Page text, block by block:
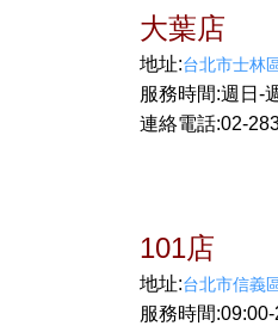
大葉店
地址:台北市士林
服務時間:週日-
連絡電話:02-
101店
地址:台北市信義
服務時間